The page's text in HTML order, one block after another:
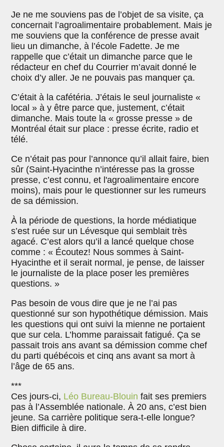
Je ne me souviens pas de l’objet de sa visite, ça
concernait l’agroalimentaire probablement. Mais je
me souviens que la conférence de presse avait
lieu un dimanche, à l’école Fadette. Je me
rappelle que c’était un dimanche parce que le
rédacteur en chef du Courrier m’avait donné le
choix d’y aller. Je ne pouvais pas manquer ça.
C’était à la cafétéria. J’étais le seul journaliste «
local » à y être parce que, justement, c’était
dimanche. Mais toute la « grosse presse » de
Montréal était sur place : presse écrite, radio et
télé.
Ce n’était pas pour l’annonce qu’il allait faire, bien
sûr (Saint-Hyacinthe n’intéresse pas la grosse
presse, c’est connu, et l'agroalimentaire encore
moins), mais pour le questionner sur les rumeurs
de sa démission.
À la période de questions, la horde médiatique
s’est ruée sur un Lévesque qui semblait très
agacé. C’est alors qu’il a lancé quelque chose
comme : « Écoutez! Nous sommes à Saint-
Hyacinthe et il serait normal, je pense, de laisser
le journaliste de la place poser les premières
questions. »
Pas besoin de vous dire que je ne l’ai pas
questionné sur son hypothétique démission. Mais
les questions qui ont suivi la mienne ne portaient
que sur cela. L’homme paraissait fatigué. Ça se
passait trois ans avant sa démission comme chef
du parti québécois et cinq ans avant sa mort à
l’âge de 65 ans.
***
Ces jours-ci, Léo Bureau-Blouin fait ses premiers
pas à l’Assemblée nationale. À 20 ans, c’est bien
jeune. Sa carrière politique sera-t-elle longue?
Bien difficile à dire.